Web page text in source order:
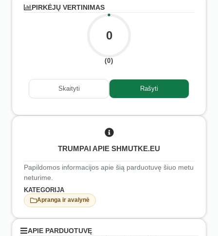
PIRKĖJŲ VERTINIMAS
0
(0)
Skaityti Rašyti
TRUMPAI APIE SHMUTKE.EU
Papildomos informacijos apie šią parduotuvę šiuo metu
neturime.
KATEGORIJA
Apranga ir avalynė
APIE PARDUOTUVĘ